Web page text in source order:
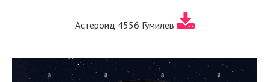
Астероид 4556 Гумилев